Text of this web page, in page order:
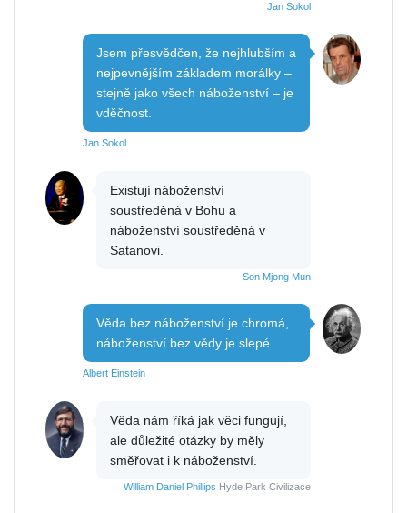
Jan Sokol
Jsem přesvědčen, že nejhlubším a
nejpevnějším základem morálky –
stejně jako všech náboženství – je
vděčnost.
Jan Sokol
Existují náboženství
soustředěná v Bohu a
náboženství soustředěná v
Satanovi.
Son Mjong Mun
Věda bez náboženství je chromá,
náboženství bez vědy je slepé.
Albert Einstein
Věda nám říká jak věci fungují,
ale důležité otázky by měly
směřovat i k náboženství.
William Daniel Phillips Hyde Park Civilizace